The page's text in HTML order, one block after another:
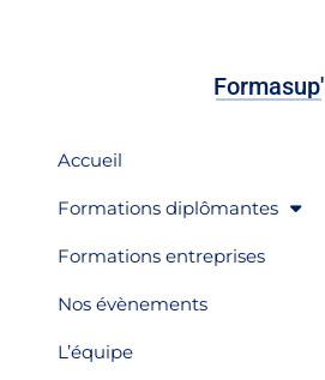
Formasup'
Accueil
Formations diplômantes
Formations entreprises
Nos évènements
L’équipe